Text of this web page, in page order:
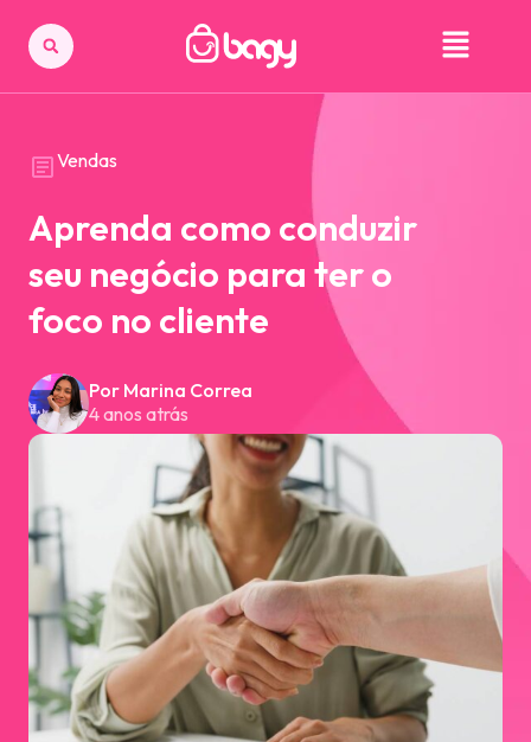
Vendas
Aprenda como conduzir
seu negócio para ter o
foco no cliente
Por Marina Correa
4 anos atrás